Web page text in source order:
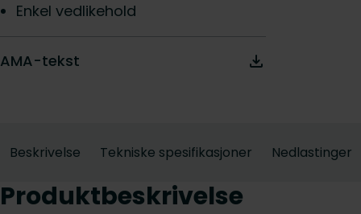
Enkel vedlikehold
AMA-tekst
Beskrivelse Tekniske spesifikasjoner Nedlastinger
Produktbeskrivelse